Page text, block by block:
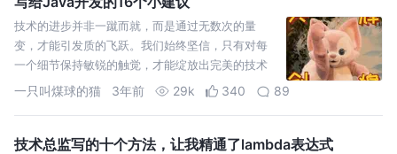
技术的进步并非一蹴而就，而是通过无数次的量
变，才能引发质的飞跃。我们始终坚信，只有对每
一个细节保持敏锐的触觉，才能绽放出完美的技术
之花。
一只叫煤球的猫 3年前 29k 340 89
技术总监写的十个方法，让我精通了lambda表达式